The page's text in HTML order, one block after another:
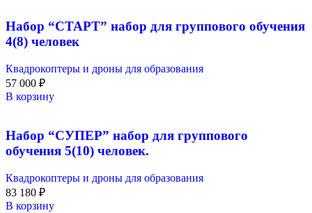
Набор “СТАРТ” набор для группового обучения
4(8) человек
Квадрокоптеры и дроны для образования
57 000 ₽
В корзину
Набор “СУПЕР” набор для группового
обучения 5(10) человек.
Квадрокоптеры и дроны для образования
83 180 ₽
В корзину